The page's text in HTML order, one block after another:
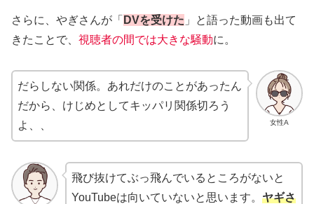
さらに、やぎさんが「 DVを受けた 」と語った動画も出て
きたことで、 視聴者の間では大きな騒動に。
女性A
だらしない関係。あれだけのことがあったん
だから、けじめとしてキッパリ関係切ろう
よ、、
飛び抜けてぶっ飛んでいるところがないと
YouTubeは向いていないと思います。 ヤギさ